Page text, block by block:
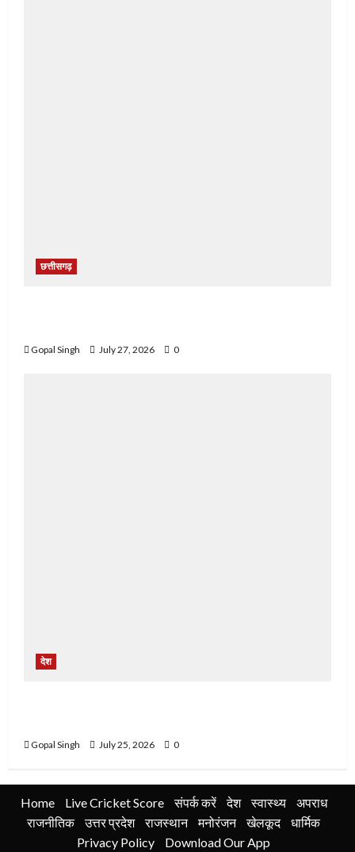
छत्तीसगढ़
Gopal Singh July 27, 2026 0
देश
Gopal Singh July 25, 2026 0
Home Live Cricket Score संपर्क करें देश स्वास्थ्य
अपराध
राजनीतिक
उत्तर प्रदेश राजस्थान मनोरंजन खेलकूद
धार्मिक
Privacy Policy
Download Our App